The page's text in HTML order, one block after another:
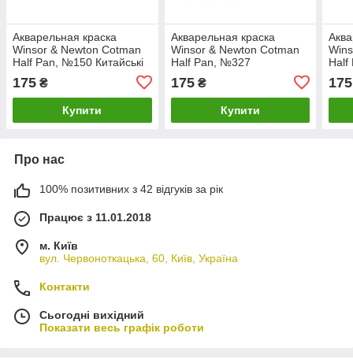
Акварельная краска
Winsor & Newton Cotman
Half Pan, №150 Китайські
175 ₴
Купити
Акварельная краска
Winsor & Newton Cotman
Half Pan, №327
175₴
Купити
Half
175
Про нас
100% позитивних з 42 відгуків за рік
Працює з 11.01.2018
м. Київ
вул. Червоноткацька, 60, Київ, Україна
Контакти
Сьогодні вихідний
Показати весь графік роботи